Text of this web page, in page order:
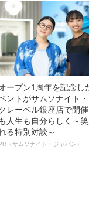
ープン1周年を記念し
ントがサムソナイト
レーベル銀座店で開
も人生も自分らしく～
る特別対談～
（サムソナイト・ジャパン）